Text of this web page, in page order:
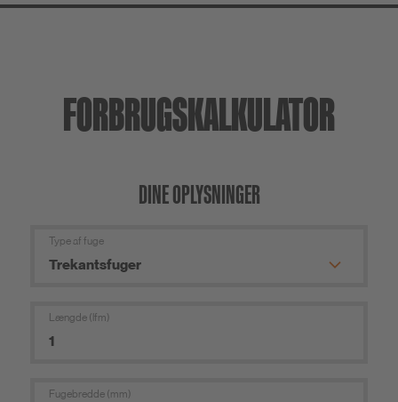
FORBRUGSKALKULATOR
DINE OPLYSNINGER
Type af fuge
Længde (lfm)
Fugebredde (mm)